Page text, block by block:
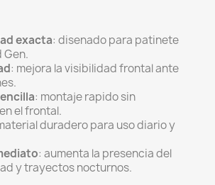
exacta: disenado para patinete
Gen.
: mejora la visibilidad frontal ante
: montaje rapido sin
el frontal.
duradero para uso diario y
: aumenta la presencia del
y trayectos nocturnos.